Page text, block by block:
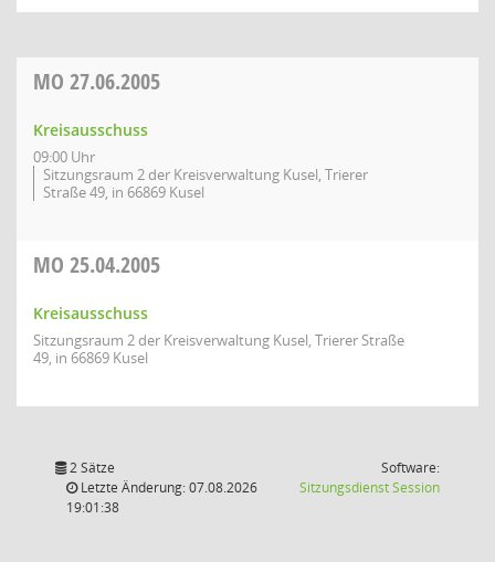
MO 27.06.2005
Kreisausschuss
09:00 Uhr
Sitzungsraum 2 der Kreisverwaltung Kusel, Trierer
Straße 49, in 66869 Kusel
MO 25.04.2005
Kreisausschuss
Sitzungsraum 2 der Kreisverwaltung Kusel, Trierer Straße
49, in 66869 Kusel
2 Sätze
Letzte Änderung: 07.08.2026
19:01:38
Software:
SitzungsdienstSession(Wird in